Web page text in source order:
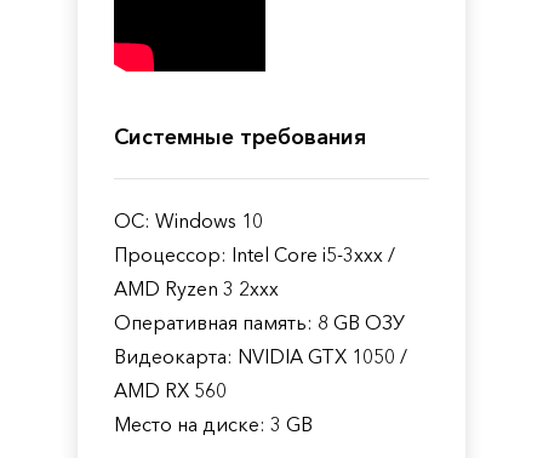
Системные требования
ОС: Windows 10
Процессор: Intel Core i5-3xxx /
AMD Ryzen 3 2xxx
Оперативная память: 8 GB ОЗУ
Видеокарта: NVIDIA GTX 1050 /
AMD RX 560
Место на диске: 3 GB